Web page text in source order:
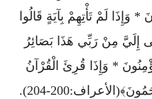
لَمْ تَأْتِهِمْ بِآيَةٍ قَالُوا
إِلَيَّ مِنْ رَبِّي هَذَا بَصَائِرُ
* وَإِذَا قُرِئَ الْقُرْآنُ
204).